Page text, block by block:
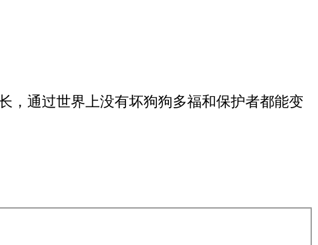
，通过世界上没有坏狗狗多福和保护者都能变